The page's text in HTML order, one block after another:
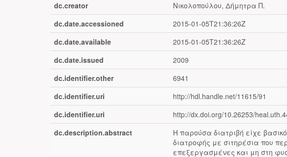
dc.creator
Νικολοπούλου, Δήμητρα Π.
dc.date.accessioned
2015-01-05T21:36:26Z
dc.date.available
2015-01-05T21:36:26Z
dc.date.issued
2009
dc.identifier.other
6941
dc.identifier.uri
http://hdl.handle.net/11615/91
dc.identifier.uri
http://dx.doi.org/10.26253/
dc.description.abstract
Η παρούσα διατριβή είχε
διατροφής με σιτηρέσια που
επεξεργασμένες και μη στη